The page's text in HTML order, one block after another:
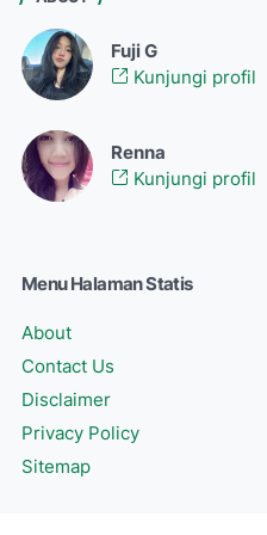
Fuji G
Kunjungi profil
Renna
Kunjungi profil
Menu Halaman Statis
About
Contact Us
Disclaimer
Privacy Policy
Sitemap